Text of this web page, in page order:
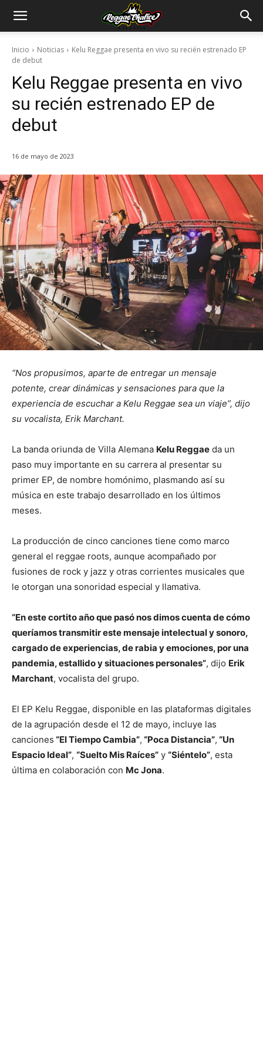
Inicio Noticias
Kelu Reggae presenta en vivo su recién estrenado EP
de debut
Kelu Reggae presenta en vivo
su recién estrenado EP de
debut
16 de mayo de 2023
“Nos propusimos, aparte de entregar un mensaje
potente, crear dinámicas y sensaciones para que la
experiencia de escuchar a Kelu Reggae sea un viaje”, dijo
su vocalista, Erik Marchant.
La banda oriunda de Villa Alemana Kelu Reggae da un
paso muy importante en su carrera al presentar su
primer EP, de nombre homónimo, plasmando así su
música en este trabajo desarrollado en los últimos
meses.
La producción de cinco canciones tiene como marco
general el reggae roots, aunque acompañado por
fusiones de rock y jazz y otras corrientes musicales que
le otorgan una sonoridad especial y llamativa.
“En este cortito año que pasó nos dimos cuenta de cómo
queríamos transmitir este mensaje intelectual y sonoro,
cargado de experiencias, de rabia y emociones, por una
pandemia, estallido y situaciones personales”, dijo Erik
Marchant, vocalista del grupo.
El EP Kelu Reggae, disponible en las plataformas digitales
de la agrupación desde el 12 de mayo, incluye las
canciones “El Tiempo Cambia”, “Poca Distancia”, “Un
Espacio Ideal”, “Suelto Mis Raíces” y “Siéntelo”, esta
última en colaboración con Mc Jona.